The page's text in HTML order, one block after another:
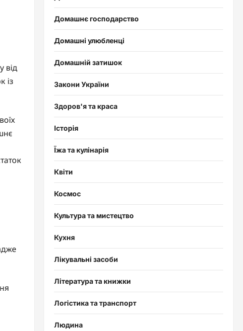
від
із
Домашнє господарство
Домашні улюбленці
Домашній затишок
Закони України
Здоров'я та краса
Історія
Їжа та кулінарія
Квіти
Космос
Культура та мистецтво
Кухня
Лікувальні засоби
Література та книжки
Логістика та транспорт
Людина